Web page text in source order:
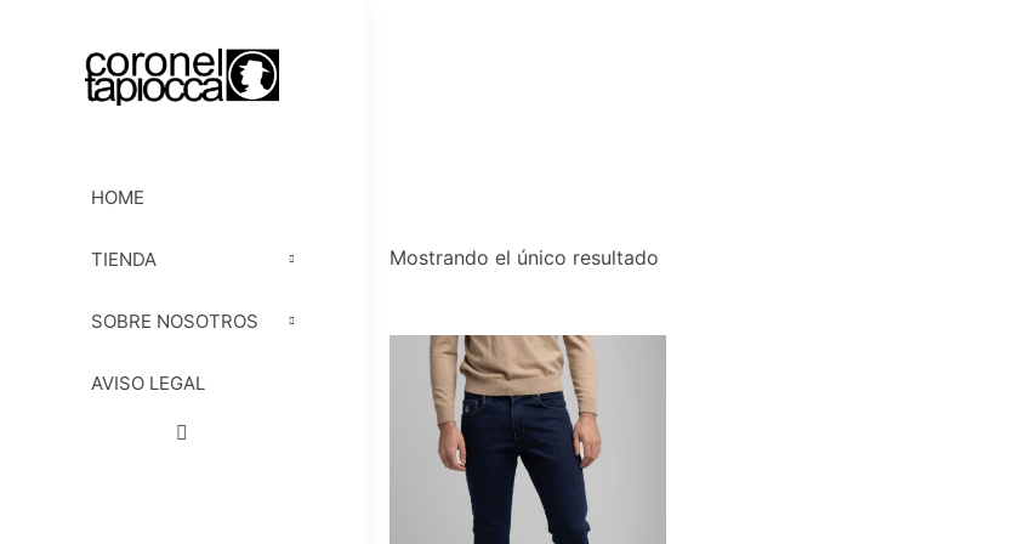
HOME
TIENDA
SOBRE NOSOTROS
AVISO LEGAL
Mostrando el único resultado